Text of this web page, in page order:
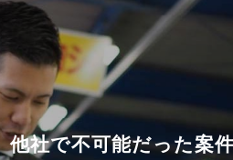
他社で不可能だった案